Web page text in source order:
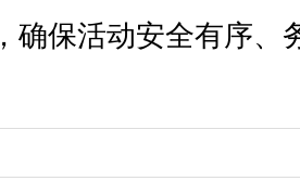
确保活动安全有序、